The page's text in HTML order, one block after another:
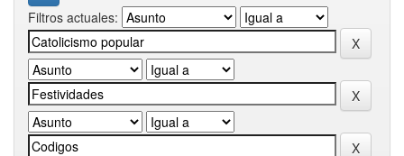
Filtros actuales: